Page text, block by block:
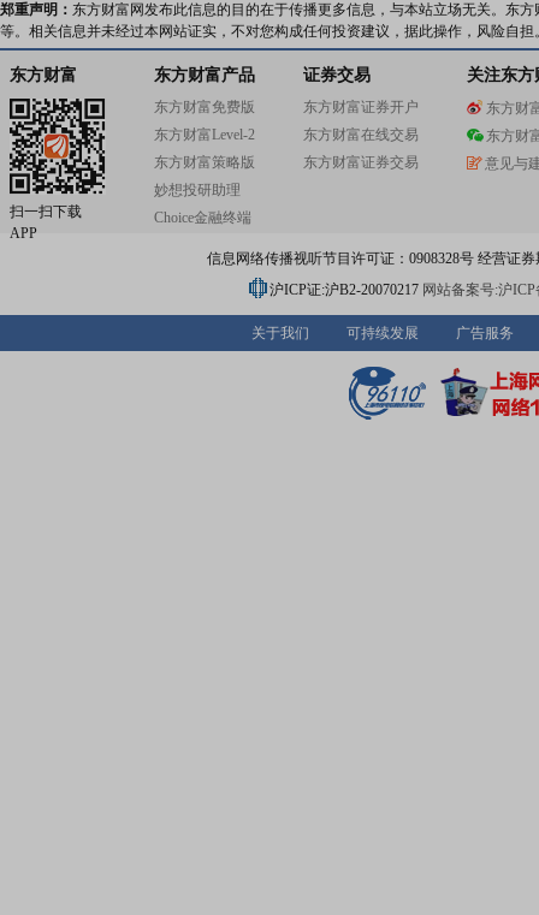
郑重声明： 东方财富网发布此信息的目的在于传播更多信息，与本站立场无关。东
等。相关信息并未经过本网站证实，不对您构成任何投资建议，据此操作，风险自担